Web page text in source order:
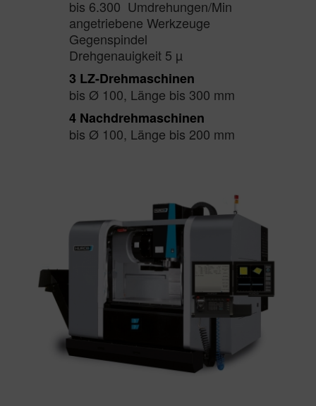
bis 6.300 Umdrehungen/Min
angetriebene Werkzeuge
Gegenspindel
Drehgenauigkeit 5 µ
3 LZ-Drehmaschinen
bis Ø 100, Länge bis 300 mm
4 Nachdrehmaschinen
bis Ø 100, Länge bis 200 mm